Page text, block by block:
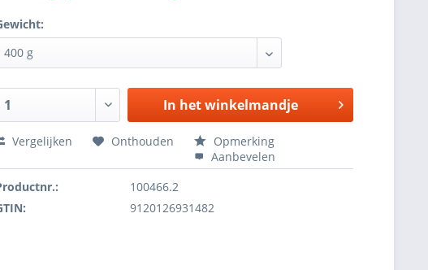
In hetwinkelmandje
Vergelijken Onthouden
Opmerking
Aanbevelen
100466.2
9120126931482